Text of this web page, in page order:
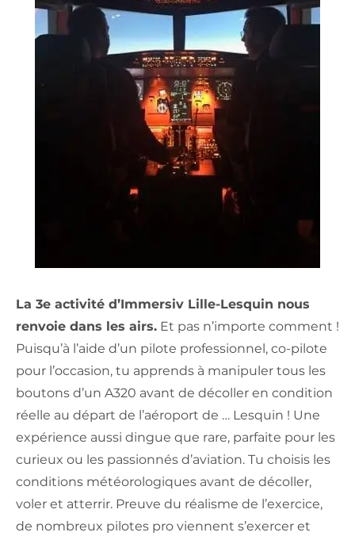
La 3e activité d’Immersiv Lille-Lesquin nous
renvoie dans les airs. Et pas n’importe comment !
Puisqu’à l’aide d’un pilote professionnel, co-pilote
pour l’occasion, tu apprends à manipuler tous les
boutons d’un A320 avant de décoller en condition
réelle au départ de l’aéroport de … Lesquin ! Une
expérience aussi dingue que rare, parfaite pour les
curieux ou les passionnés d’aviation. Tu choisis les
conditions météorologiques avant de décoller,
voler et atterrir. Preuve du réalisme de l’exercice,
de nombreux pilotes pro viennent s’exercer et